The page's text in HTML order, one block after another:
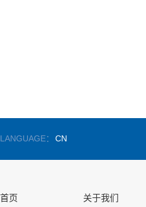
LANGUAGE： CN
首页 关于我们